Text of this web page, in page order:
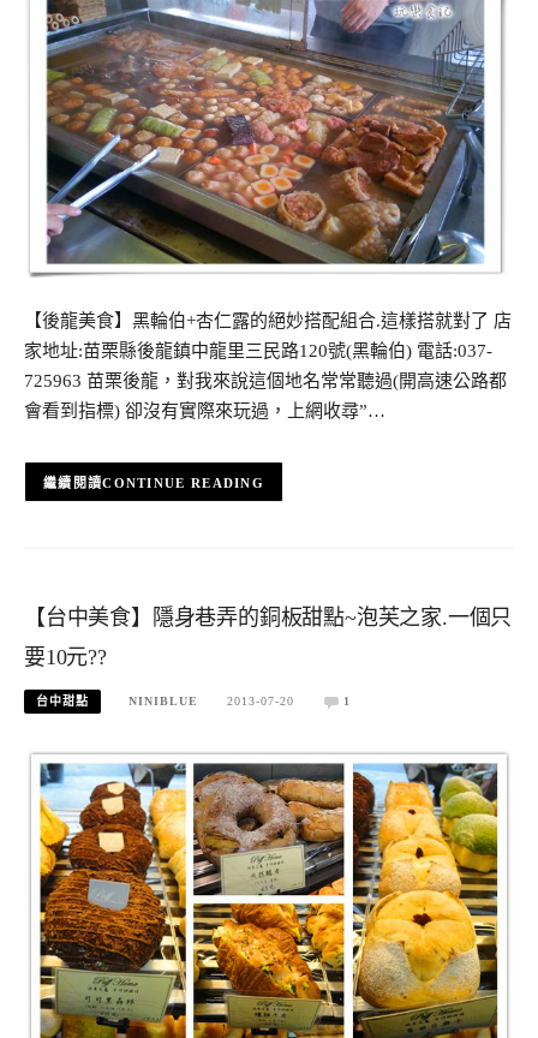
【後龍美食】黑輪伯+杏仁露的絕妙搭配組合.這樣搭就對了 店
家地址:苗栗縣後龍鎮中龍里三民路120號(黑輪伯) 電話:037-
725963 苗栗後龍，對我來說這個地名常常聽過(開高速公路都
會看到指標) 卻沒有實際來玩過，上網收尋”…
CONTINUE READING
【台中美食】隱身巷弄的銅板甜點~泡芙之家.一個只
要10元??
台中甜點 NINIBLUE 2013-07-20 1